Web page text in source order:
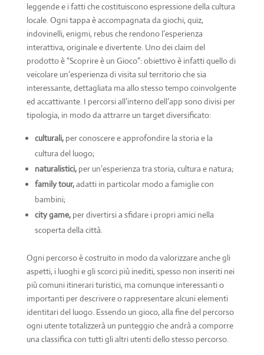
leggende e i fatti che costituiscono espressione della cultura
locale. Ogni tappa è accompagnata da giochi, quiz,
indovinelli, enigmi, rebus che rendono l’esperienza
interattiva, originale e divertente. Uno dei claim del
prodotto è “Scoprire è un Gioco”: obiettivo è infatti quello di
veicolare un’esperienza di visita sul territorio che sia
interessante, dettagliata ma allo stesso tempo coinvolgente
ed accattivante. I percorsi all’interno dell’app sono divisi per
tipologia, in modo da attrarre un target diversificato:
culturali,per conoscere e approfondire la storia e la
cultura del luogo;
naturalistici, per un’esperienza tra storia, cultura e natura;
family tour,adatti in particolar modo a famiglie con
bambini;
city game,per divertirsi a sfidare i propri amici nella
scoperta della città.
Ogni percorso è costruito in modo da valorizzare anche gli
aspetti, i luoghi e gli scorci più inediti, spesso non inseriti nei
più comuni itinerari turistici, ma comunque interessanti o
importanti per descrivere o rappresentare alcuni elementi
identitari del luogo. Essendo un gioco, alla fine del percorso
ogni utente totalizzerà un punteggio che andrà a comporre
una classifica con tutti gli altri utenti dello stesso percorso.